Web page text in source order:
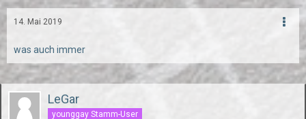
14. Mai 2019
was auch immer
LeGar
younggay Stamm-User